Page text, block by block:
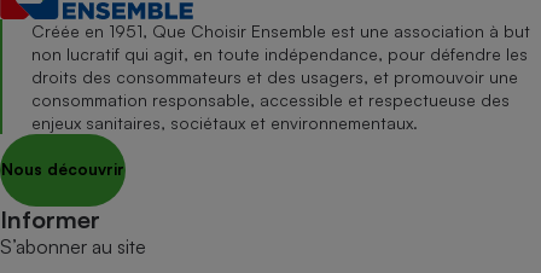
Créée en 1951, Que Choisir Ensemble est une association à but
non lucratif qui agit, en toute indépendance, pour défendre les
droits des consommateurs et des usagers, et promouvoir une
consommation responsable, accessible et respectueuse des
enjeux sanitaires, sociétaux et environnementaux.
Nous découvrir
Informer
S’abonner au site